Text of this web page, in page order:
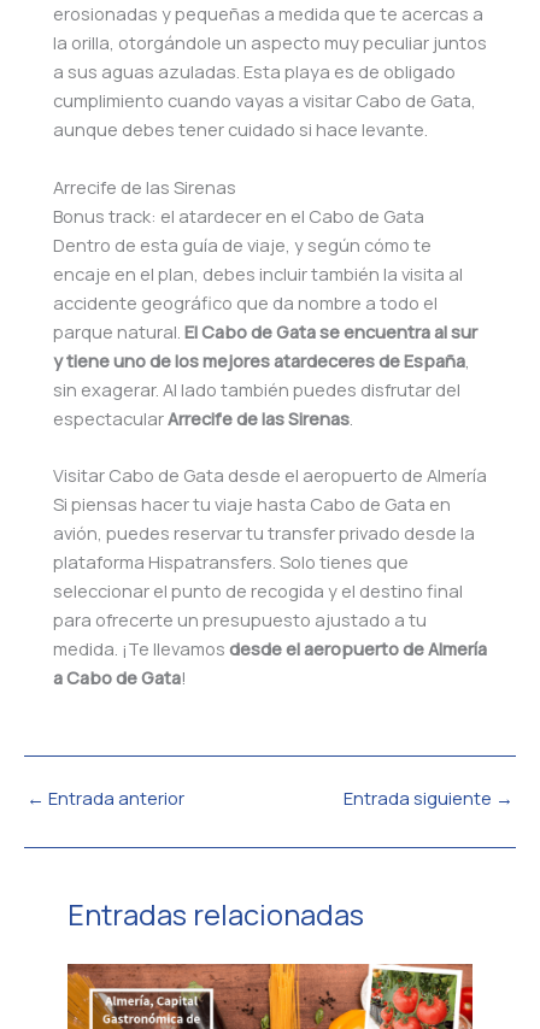
erosionadas y pequeñas a medida que te acercas a
la orilla, otorgándole un aspecto muy peculiar juntos
a sus aguas azuladas. Esta playa es de obligado
cumplimiento cuando vayas a visitar Cabo de Gata,
aunque debes tener cuidado si hace levante.
Arrecife de las Sirenas
Bonus track: el atardecer en el Cabo de Gata
Dentro de esta guía de viaje, y según cómo te
encaje en el plan, debes incluir también la visita al
accidente geográfico que da nombre a todo el
parque natural. El Cabo de Gata se encuentra al sur
y tiene uno de los mejores atardeceres de España
sin exagerar. Al lado también puedes disfrutar del
espectacularArrecife de las Sirenas
Visitar Cabo de Gata desde el aeropuerto de Almería
Si piensas hacer tu viaje hasta Cabo de Gata en
avión, puedes reservar tu transfer privado desde la
plataforma Hispatransfers. Solo tienes que
seleccionar el punto de recogida y el destino final
para ofrecerte un presupuesto ajustado a tu
medida. ¡Te llevamos desde el aeropuerto de Almería
a Cabo de Gata!
← Entrada anterior Entrada siguiente →
Entradas relacionadas